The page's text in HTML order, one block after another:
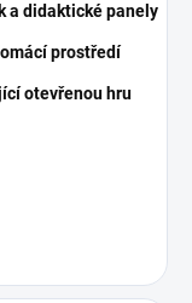
a didaktické panely
prostředí
otevřenou hru